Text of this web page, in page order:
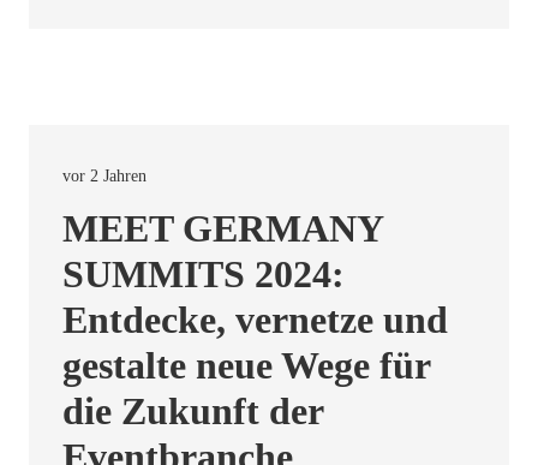
vor 2 Jahren
MEET GERMANY
SUMMITS 2024:
Entdecke, vernetze und
gestalte neue Wege für
die Zukunft der